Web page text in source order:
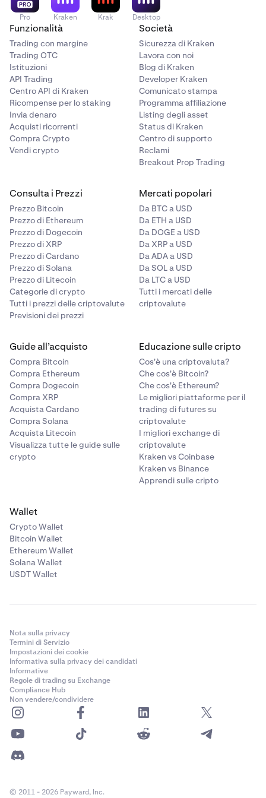
esempio, 1 gennaio 2026 00:00:00 EST – 31 dicembre
2026 23:59:59 EST). Questo ti aiuta a capire
chiaramente quale periodo di rendicontazione coprono
le informazioni nel tuo Tax Center.
Report cronologia transazioni
Un registro completo di tutte le attività dell'account per
l'anno fiscale selezionato, inclusi scambi, depositi,
prelievi e guadagni. Questo è il report più completo ed è
particolarmente utile per riconciliare i tuoi registri con
un fornitore di software fiscale di terze parti o un
commercialista. Può anche essere importato in
strumenti come CoinTracker.
Pro Kraken Krak Desktop
Funzionalità
Trading con margine
Trading OTC
Istituzioni
API Trading
Centro API di Kraken
Ricompense per lo staking
Invia denaro
Acquisti ricorrenti
Compra Crypto
Vendi crypto
Società
Sicurezza di Kraken
Lavora con noi
Blog di Kraken
Developer Kraken
Comunicato stampa
Programma affiliazione
Listing degli asset
Status di Kraken
Centro di supporto
Reclami
Breakout Prop Trading
Consulta i Prezzi
Prezzo Bitcoin
Prezzo di Ethereum
Prezzo di Dogecoin
Prezzo di XRP
Prezzo di Cardano
Prezzo di Solana
Prezzo di Litecoin
Categorie di crypto
Tutti i prezzi delle criptovalute
Previsioni dei prezzi
Mercati popolari
Da BTC a USD
Da ETH a USD
Da DOGE a USD
Da XRP a USD
Da ADA a USD
Da SOL a USD
Da LTC a USD
Tutti i mercati delle
criptovalute
Guide all’acquisto
Compra Bitcoin
Compra Ethereum
Compra Dogecoin
Compra XRP
Acquista Cardano
Compra Solana
Acquista Litecoin
Visualizza tutte le guide sulle
crypto
Educazione sulle cripto
Cos'è una criptovaluta?
Che cos'è Bitcoin?
Che cos'è Ethereum?
Le migliori piattaforme per il
trading di futures su
criptovalute
I migliori exchange di
criptovalute
Kraken vs Coinbase
Kraken vs Binance
Apprendi sulle cripto
Wallet
Crypto Wallet
Bitcoin Wallet
Ethereum Wallet
Solana Wallet
USDT Wallet
Nota sulla privacy
Termini di Servizio
Impostazioni dei cookie
Informativa sulla privacy dei candidati
Informative
Regole di trading su Exchange
Compliance Hub
Non vendere/condividere
© 2011 - 2026 Payward, Inc.